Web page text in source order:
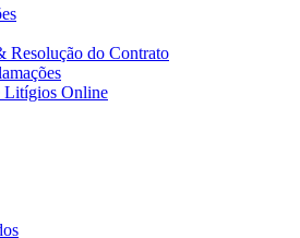
Resolução do Contrato
Litígios Online